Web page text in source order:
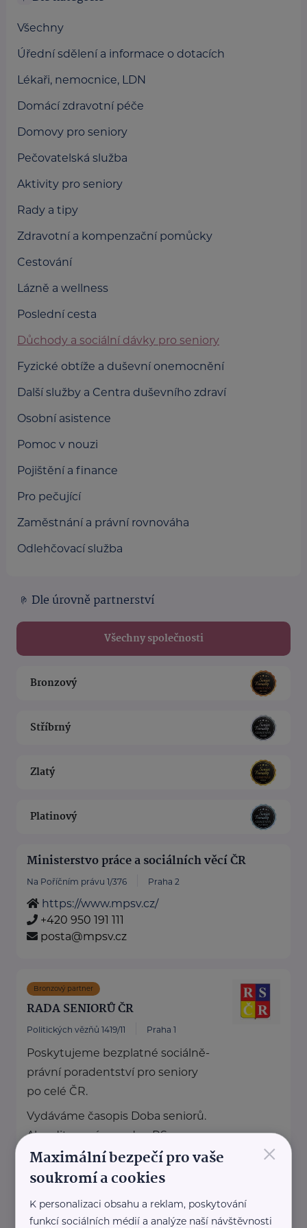
Všechny
Úřední sdělení a informace o dotacích
Lékaři, nemocnice, LDN
Domácí zdravotní péče
Domovy pro seniory
Pečovatelská služba
Aktivity pro seniory
Rady a tipy
Zdravotní a kompenzační pomůcky
Cestování
Lázně a wellness
Poslední cesta
Důchody a sociální dávky pro seniory
Fyzické obtíže a duševní onemocnění
Další služby a Centra duševního zdraví
Osobní asistence
Pomoc v nouzi
Pojištění a finance
Pro pečující
Zaměstnání a právní rovnováha
Odlehčovací služba
Dle úrovně partnerství
Všechny společnosti
Bronzový
Stříbrný
Zlatý
Platinový
Ministerstvo práce a sociálních věcí ČR
Na Poříčním právu 1/376 Praha 2
https://www.mpsv.cz/
+420 950 191 111
posta@mpsv.cz
Bronzový partner
RADA SENIORŮ ČR
Politických vězňů 1419/11 Praha 1
Poskytujeme bezplatné sociálně-
právní poradentství pro seniory
po celé ČR.
Vydáváme časopis Doba seniorů.
Akreditované poradny RS ...
https://www.rscr.cz/
+420 222 560 136
rscr@rscr.cz
×
Maximální bezpečí pro vaše
soukromí a cookies
K personalizaci obsahu a reklam, poskytování
funkcí sociálních médií a analýze naší návštěvnosti